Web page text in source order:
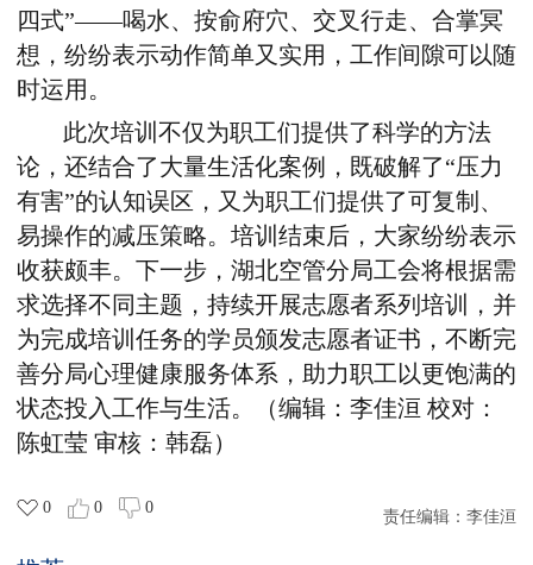
四式”——喝水、按俞府穴、交叉行走、合掌冥
想 ， 纷纷表示动作简单又实用，工作间隙可以随
时运用 。
此次培训不仅为职工们提供了科学的方法
论，还结合了大量生活化案例，既破解了“压力
有害”的认知误区，又为职工们提供了可复制、
易操作的减压策略。培训结束后， 大家纷纷表示
收获颇丰。下一步，湖北空管分局工会将根据需
求选择不同主题， 持续开展志愿者系列培训， 并
为完成培训任务的学员颁发志愿者证书， 不断完
善分局心理健康服务体系 ， 助力职工以更饱满的
状态投入工作与生活。 （编辑：李佳洹 校对：
陈虹莹 审核：韩磊）
0 0 0
责任编辑： 李佳洹